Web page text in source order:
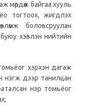
мөрдөж байгаа хууль
тогтоох, жигдлэх
боловсруулан
буюу хэвлэн нийтийн
хэрхэн дагаж
нэгж дээр танилцан
нэр томьёог